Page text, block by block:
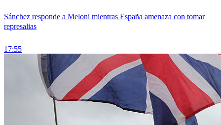
Sánchez responde a Meloni mientras España amenaza con tomar
represalias
17:55